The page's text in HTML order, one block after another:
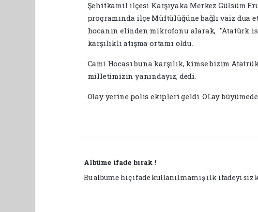
Şehitkamil ilçesi Karşıyaka Merkez Gülsüm
programında ilçe Müftülüğüne bağlı vaiz dua
hocanın elinden mikrofonu alarak, ''Atatürk
karşılıklı atışma ortamı oldu.
Cami Hocası buna karşılık, kimse bizim
milletimizin yanındayız, dedi.
Olay yerine polis ekipleri geldi. OLay
Albüme ifade bırak !
Bu albüme hiç ifade kullanılmamış ilk ifadeyi siz